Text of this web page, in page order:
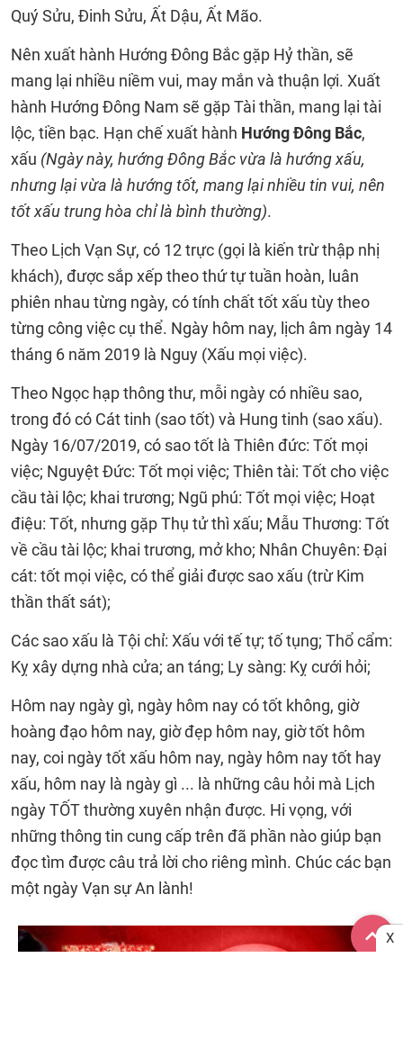
Quý Sửu, Đinh Sửu, Ất Dậu, Ất Mão.
Nên xuất hành Hướng Đông Bắc gặp Hỷ thần, sẽ
mang lại nhiều niềm vui, may mắn và thuận lợi. Xuất
hành Hướng Đông Nam sẽ gặp Tài thần, mang lại tài
lộc, tiền bạc. Hạn chế xuất hành Hướng Đông Bắc,
xấu (Ngày này, hướng Đông Bắc vừa là hướng xấu,
nhưng lại vừa là hướng tốt, mang lại nhiều tin vui, nên
tốt xấu trung hòa chỉ là bình thường).
Theo Lịch Vạn Sự, có 12 trực (gọi là kiến trừ thập nhị
khách), được sắp xếp theo thứ tự tuần hoàn, luân
phiên nhau từng ngày, có tính chất tốt xấu tùy theo
từng công việc cụ thể. Ngày hôm nay, lịch âm ngày 14
tháng 6 năm 2019 là Nguy (Xấu mọi việc).
Theo Ngọc hạp thông thư, mỗi ngày có nhiều sao,
trong đó có Cát tinh (sao tốt) và Hung tinh (sao xấu).
Ngày 16/07/2019, có sao tốt là Thiên đức: Tốt mọi
việc; Nguyệt Đức: Tốt mọi việc; Thiên tài: Tốt cho việc
cầu tài lộc; khai trương; Ngũ phú: Tốt mọi việc; Hoạt
điệu: Tốt, nhưng gặp Thụ tử thì xấu; Mẫu Thương: Tốt
về cầu tài lộc; khai trương, mở kho; Nhân Chuyên: Đại
cát: tốt mọi việc, có thể giải được sao xấu (trừ Kim
thần thất sát);
Các sao xấu là Tội chỉ: Xấu với tế tự; tố tụng; Thổ cẩm:
Kỵ xây dựng nhà cửa; an táng; Ly sàng: Kỵ cưới hỏi;
Hôm nay ngày gì, ngày hôm nay có tốt không, giờ
hoàng đạo hôm nay, giờ đẹp hôm nay, giờ tốt hôm
nay, coi ngày tốt xấu hôm nay, ngày hôm nay tốt hay
xấu, hôm nay là ngày gì ... là những câu hỏi mà Lịch
ngày TỐT thường xuyên nhận được. Hi vọng, với
những thông tin cung cấp trên đã phần nào giúp bạn
đọc tìm được câu trả lời cho riêng mình. Chúc các bạn
một ngày Vạn sự An lành!
X